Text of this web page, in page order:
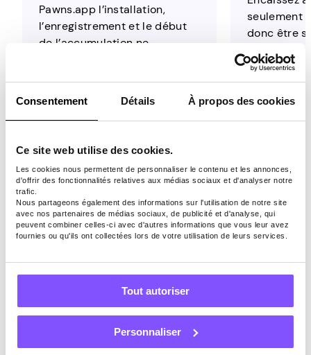
Consentement Détails À propos des cookies
Ce site web utilise des cookies.
Les cookies nous permettent de personnaliser le contenu et les annonces,
d'offrir des fonctionnalités relatives aux médias sociaux et d'analyser notre
trafic.
Nous partageons également des informations sur l'utilisation de notre site
avec nos partenaires de médias sociaux, de publicité et d'analyse, qui
peuvent combiner celles-ci avec d'autres informations que vous leur avez
fournies ou qu'ils ont collectées lors de votre utilisation de leurs services.
Tout autoriser
Personnaliser
Pawns.app l’installation,
l’enregistrement et le début
de l’accumulation ne
seulement
donc être
temps
sera
Estimez vos revenus
avec Pawns.app
Streaks !
Sur Pawns.app, vous pouvez gagner de
Consultez vos revenus hebdomadaires
Sondages par jour
4 5 6 7